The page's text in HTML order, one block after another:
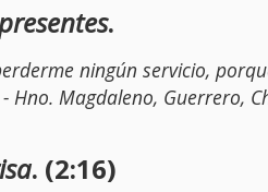
.
ningún servicio,
Hno. Magdaleno, Guerrero,
. (2:16)